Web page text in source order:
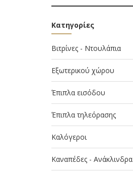
Κατηγορίες
Βιτρίνες - Ντουλάπια
Εξωτερικού χώρου
Έπιπλα εισόδου
Έπιπλα τηλεόρασης
Καλόγεροι
Καναπέδες - Ανάκλινδρα